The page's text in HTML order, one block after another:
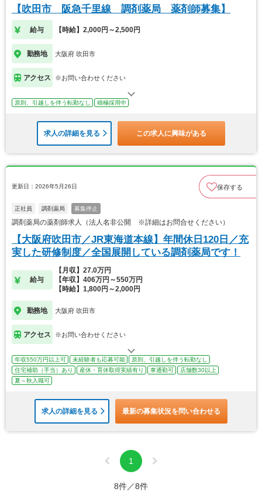
【吹田市 阪急千里線 調剤薬局 薬剤師募集】
給与 【時給】2,000円～2,500円
勤務地 大阪府 吹田市
アクセス ※お問い合わせください
原則、引越しを伴う転勤なし 積極採用中
求人の詳細を見る この求人に興味がある
更新日：2026年5月26日 保存する
正社員 調剤薬局 募集停止
調剤薬局の薬剤師求人（法人名非公開 ※詳細はお問合せください）
【大阪府吹田市／JR東海道本線】年間休日120日／充
実した研修制度／全国展開している調剤薬局です！
給与
【月収】27.0万円
【年収】406万円～550万円
【時給】1,800円～2,000円
勤務地 大阪府 吹田市
アクセス ※お問い合わせください
年収550万円以上可 未経験者も応募可能
原則、引越しを伴う転勤なし
住宅補助（手当）あり
産休・育休取得実績有り 車通勤可
店舗数30以上
夏～秋入職可
求人の詳細を見る 最新の募集状況を問い合わせる
1
8件／8件